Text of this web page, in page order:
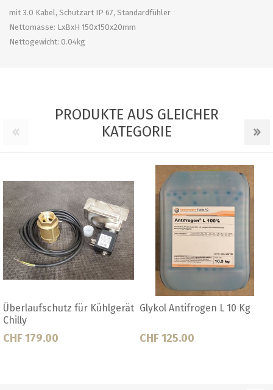
mit 3.0 Kabel, Schutzart IP 67, Standardfühler
Nettomasse: LxBxH 150x150x20mm
Nettogewicht: 0.04kg
PRODUKTE AUS GLEICHER
KATEGORIE
Glykol Antifrogen L 10 Kg
CHF 125.00
Kühlaggregat Chilly 2.5
Offerte anfordern